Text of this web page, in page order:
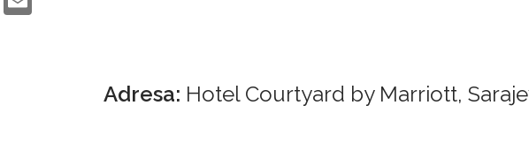
Adresa: Hotel Courtyard by Marriott,